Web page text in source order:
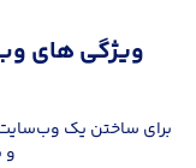
ویژگی های
برای ساختن یک
و